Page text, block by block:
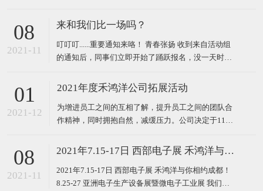
贴片电容器实验室，为第三方提供产品及数据分析服
方面获得广大客户的肯定。
08
2021-11
来和我们比一场吗？
叮叮叮......重要通知来咯！ 青春张扬 收到来自活动组
的通知后，同事们立即开始了踊跃报名，没一天时间
好了比赛顺序。这速度可见同事们都有多积极了吧！
01
2021-12
2021年度禾鸿洋公司拓展活动
为增进员工之间的互相了解，提升员工之间的团队合
作精神，同时拥抱自然，减缓压力。公司决定于11月
懈”为主题的员工拓展活动--自行车任务行 。 此次活
完成的。活动分四个团队，每个团队都会收到一张任
务卡，并要
08
2021-11
2021年7.15-17日 西部电子展 禾鸿洋与你相约成都！ 8.25-27 亚洲电子生产设备展暨微电子工业展 我们深圳见
2021年7.15-17日 西部电子展 禾鸿洋与你相约成都！
8.25-27 亚洲电子生产设备展暨微电子工业展 我们深